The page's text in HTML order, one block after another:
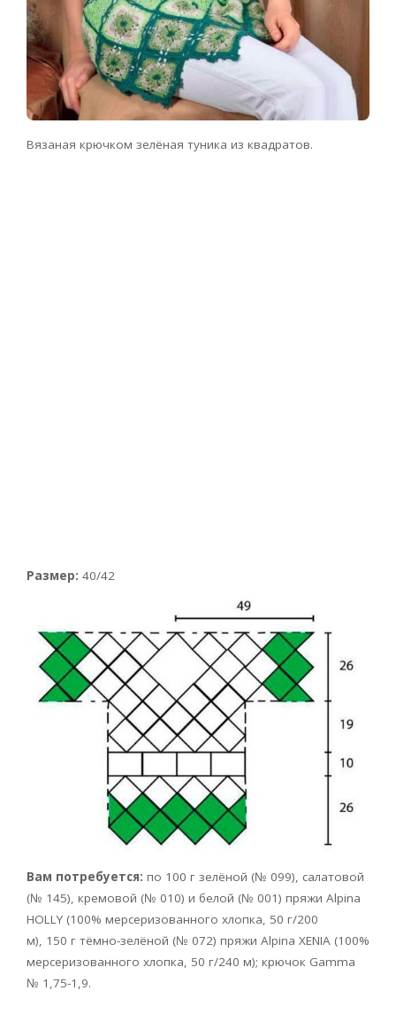
Вязаная крючком зелёная туника из квадратов.
Размер: 40/42
Вам потребуется: по 100 г зелёной (№ 099), салатовой
(№ 145), кремовой (№ 010) и белой (№ 001) пряжи Alpina
HOLLY (100% мерсеризованного хлоп­ка, 50 г/200
м), 150 г тёмно-зелёной (№ 072) пряжи Alpina XENIA (100%
мер­серизованного хлопка, 50 г/240 м); крючок Gamma
№ 1,75-1,9.